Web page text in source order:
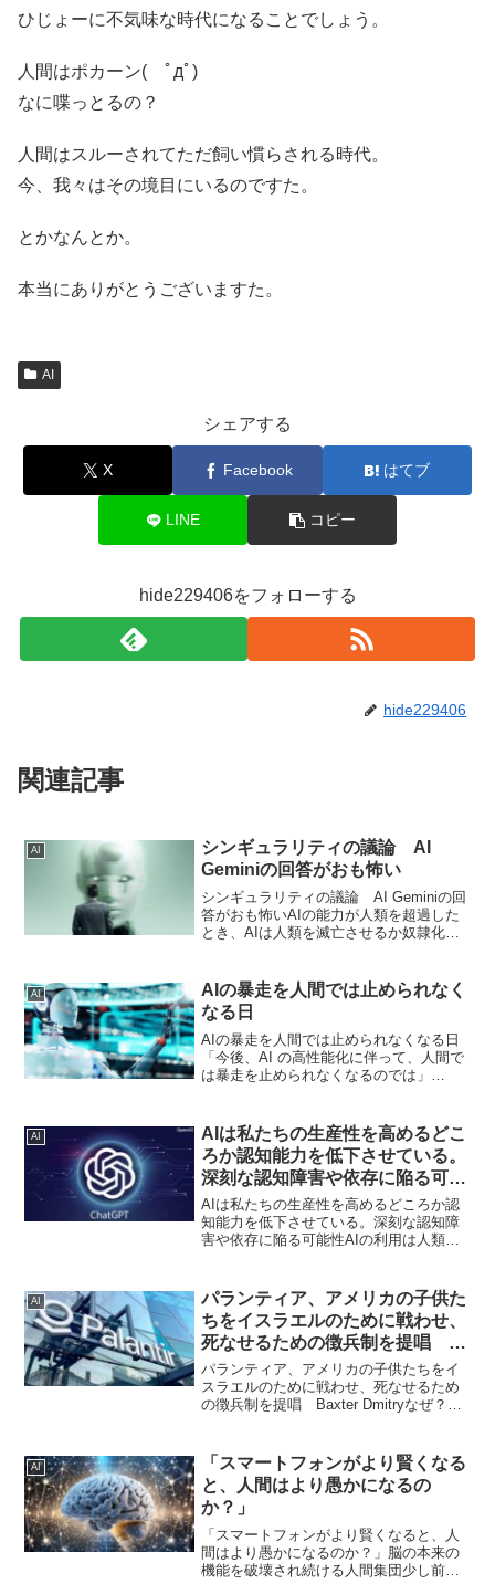
ひじょーに不気味な時代になることでしょう。
人間はポカーン( ﾟдﾟ)
なに喋っとるの？
人間はスルーされてただ飼い慣らされる時代。
今、我々はその境目にいるのですた。
とかなんとか。
本当にありがとうございますた。
AI
シェアする
X Facebook はてブ
LINE コピー
hide229406をフォローする
hide229406
関連記事
AI
シンギュラリティの議論 AI
Geminiの回答がおも怖い
シンギュラリティの議論 AI Geminiの回
答がおも怖いAIの能力が人類を超過した
とき、AIは人類を滅亡させるか奴隷化す
は。今のAIはなんだかな〜結局、いくら
発達したと...
AI
AIの暴走を人間では止められなく
なる日
AIの暴走を人間では止められなくなる日
「今後、AI の高性能化に伴って、人間で
は暴走を止められなくなるのでは」
た」ということが報じられています。以
下の日本語版ロイ...
AI
AIは私たちの生産性を高めるどこ
ろか認知能力を低下させている。
深刻な認知障害や依存に陥る可能
性
AIは私たちの生産性を高めるどころか認
知能力を低下させている。深刻な認知障
害や依存に陥る可能性AIの利用は人類の
いけない。 @Amenti_H“Yes, the pl...
AI
パランティア、アメリカの子供た
ちをイスラエルのために戦わせ、
死なせるための徴兵制を提唱
Baxter Dmitry
パランティア、アメリカの子供たちをイ
スラエルのために戦わせ、死なせるため
の徴兵制を提唱 Baxter Dmitryなぜ？そ
ィアの監視テクノロジーの支配者たち
は、アメリカ...
AI
「スマートフォンがより賢くなる
と、人間はより愚かになるの
か？」
「スマートフォンがより賢くなると、人
間はより愚かになるのか？」脳の本来の
機能を破壊され続ける人間集団少し前